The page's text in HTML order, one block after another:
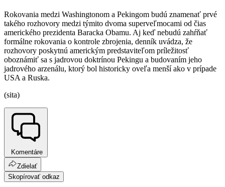
Rokovania medzi Washingtonom a Pekingom budú znamenať prvé
takého rozhovory medzi týmito dvoma superveľmocami od čias
amerického prezidenta Baracka Obamu. Aj keď nebudú zahŕňať
formálne rokovania o kontrole zbrojenia, denník uvádza, že
rozhovory poskytnú americkým predstaviteľom príležitosť
oboznámiť sa s jadrovou doktrínou Pekingu a budovaním jeho
jadrového arzenálu, ktorý bol historicky oveľa menší ako v prípade
USA a Ruska.
(sita)
Komentáre
Zdielať
Skopírovať odkaz